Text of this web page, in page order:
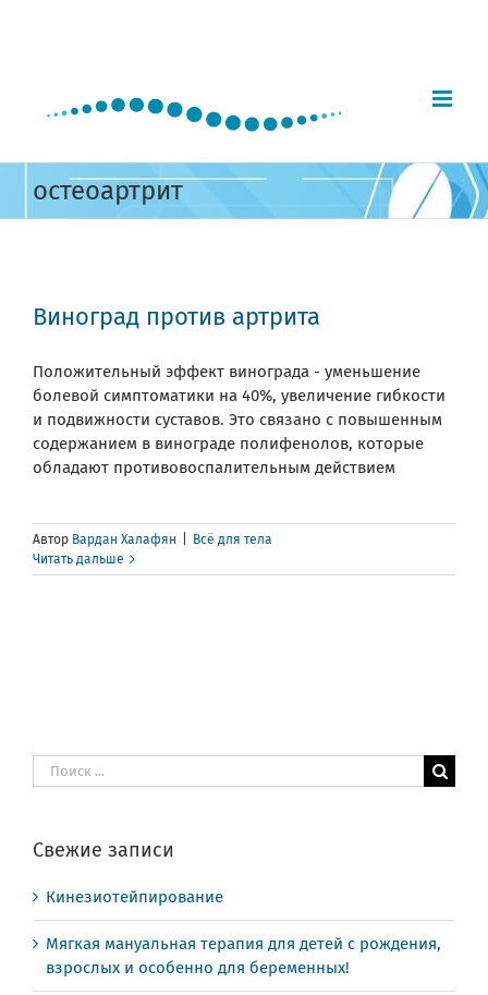
остеоартрит
Виноград против артрита
Положительный эффект винограда - уменьшение
болевой симптоматики на 40%, увеличение гибкости
и подвижности суставов. Это связано с повышенным
содержанием в винограде полифенолов, которые
обладают противовоспалительным действием
Автор Вардан Халафян
Всё для тела
Читать дальше
Результат
поиска:
Свежие записи
Кинезиотейпирование
Мягкая мануальная терапия для детей с рождения,
взрослых и особенно для беременных!